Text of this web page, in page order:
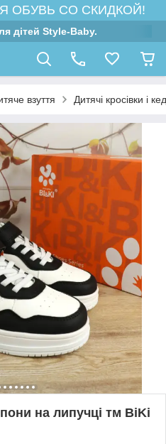
ОБУВЬ СО СКИДКОЙ!
дітей Style-Baby.
взуття Дитячі кросівки і
на липучці тм BiKi